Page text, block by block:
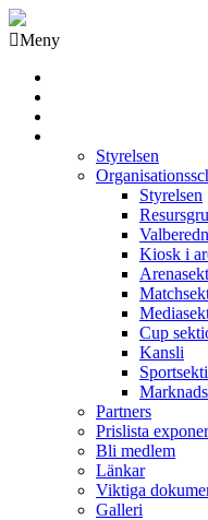
Meny
Styrelsen
Styrelsen
Kiosk i
Cup
Kansli
Partners
Prislista
Bli medlem
Länkar
Viktiga
Galleri